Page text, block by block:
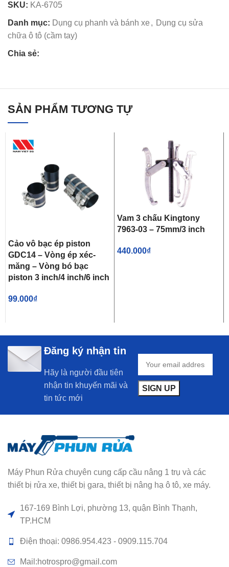
SKU: KA-6705
Danh mục: Dụng cụ phanh và bánh xe , Dụng cụ sửa
chữa ô tô (cầm tay)
Chia sẻ:
SẢN PHẨM TƯƠNG TỰ
Cảo vô bạc ép piston
GDC14 – Vòng ép xéc-
măng – Vòng bó bạc
piston 3 inch/4 inch/6 inch
99.000₫
Vam 3 chấu Kingtony
7963-03 – 75mm/3 inch
440.000₫
Đăng ký nhận tin
Hãy là người đầu tiên
nhận tin khuyến mãi và
tin tức mới
Máy Phun Rửa chuyên cung cấp cầu nâng 1 trụ và các
thiết bị rửa xe, thiết bị gara, thiết bị nâng hạ ô tô, xe máy.
167-169 Bình Lợi, phường 13, quận Bình Thạnh,
TP.HCM
Điện thoại: 0986.954.423 - 0909.115.704
Mail:hotrospro@gmail.com